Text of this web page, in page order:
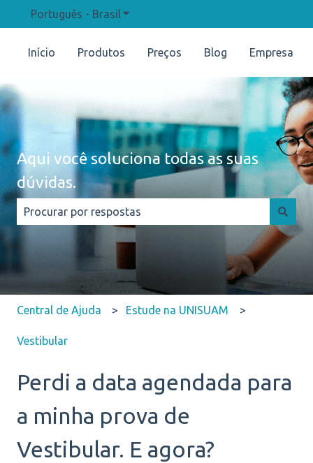
Português - BrasilMostrar submenu para traduções
Início Produtos Preços Blog Empresa
Aqui você soluciona todas as suas
dúvidas.
Não há sugestões porque o campo de pesquisa está
Central de Ajuda Estude na UNISUAM
Vestibular
Perdi a data agendada para
a minha prova de
Vestibular. E agora?